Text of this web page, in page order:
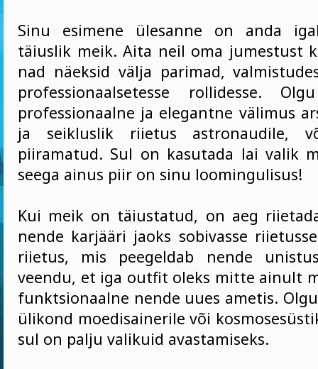
Sinu esimene ülesanne on anda
täiuslik meik. Aita neil oma jumestust
nad näeksid välja parimad,
professionaalsetesse rollidesse.
professionaalne ja elegantne välimus
ja seikluslik riietus astronaudile,
piiramatud. Sul on kasutada lai valik
seega ainus piir on sinu loomingulisus!
Kui meik on täiustatud, on aeg
nende karjääri jaoks sobivasse
riietus, mis peegeldab nende
veendu, et iga outfit oleks mitte ainult
funktsionaalne nende uues ametis.
ülikond moedisainerile või
sul on palju valikuid avastamiseks.